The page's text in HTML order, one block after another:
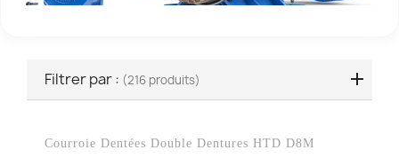
Filtrer par : (216 produits)
Courroie Dentées Double Dentures HTD D8M